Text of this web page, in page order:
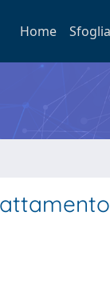
Home Sfoglia